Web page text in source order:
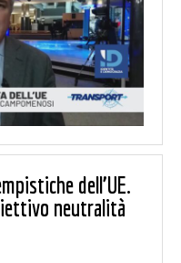
dell’UE.
neutralità